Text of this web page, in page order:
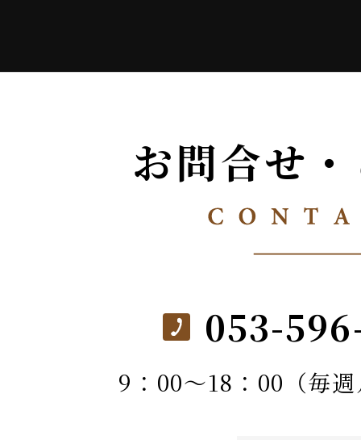
お問合せ
053-
9：00～18：00（毎